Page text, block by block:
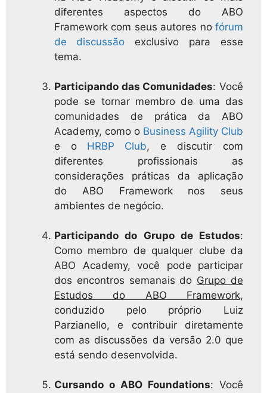
diferentes aspectos do ABO
Framework com seus autores no fórum
de discussão exclusivo para esse
tema.
Participando das Comunidades: Você
pode se tornar membro de uma das
comunidades de prática da ABO
Academy, como o Business Agility Club
e o HRBP Club, e discutir com
diferentes profissionais as
considerações práticas da aplicação
do ABO Framework nos seus
ambientes de negócio.
Participando do Grupo de Estudos:
Como membro de qualquer clube da
ABO Academy, você pode participar
dos encontros semanais do Grupo de
Estudos do ABO Framework,
conduzido pelo próprio Luiz
Parzianello, e contribuir diretamente
com as discussões da versão 2.0 que
está sendo desenvolvida.
Cursando o ABO Foundations: Você